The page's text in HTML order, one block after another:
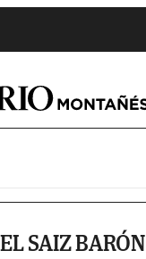
SAIZ BARÓN